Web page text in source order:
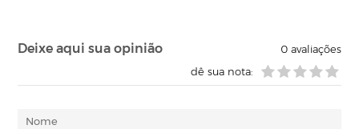
Deixe aqui sua opinião 0avaliações
dê sua nota: